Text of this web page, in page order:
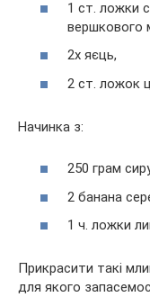
1 ст. ложки
вершкового
2х яєць,
2 ст. ложок
Начинка з:
250 грам
2 банана
1 ч. ложки
Прикрасити такі
для якого